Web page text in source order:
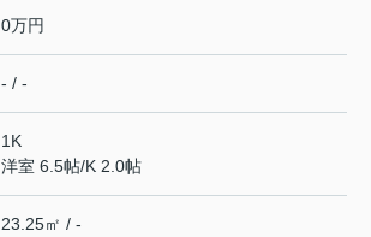
0万円
- / -
1K
洋室 6.5帖/K 2.0帖
23.25㎡ / -